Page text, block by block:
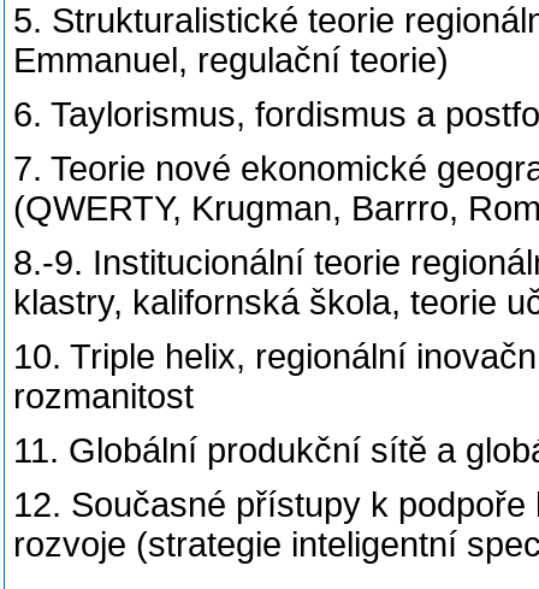
5. Strukturalistické teorie
Emmanuel, regulační teorie)
6. Taylorismus, fordismus a
7. Teorie nové ekonomické
(QWERTY, Krugman, Barrro,
8.-9. Institucionální teorie
klastry, kalifornská škola, teorie
10. Triple helix, regionální
rozmanitost
11. Globální produkční sítě a
12. Současné přístupy k
rozvoje (strategie inteligentní